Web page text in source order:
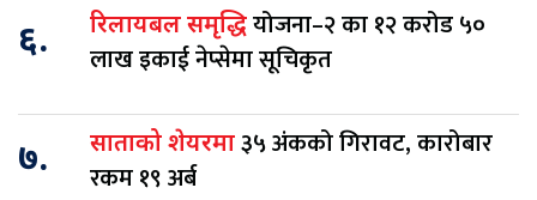
६. रिलायबल समृद्धियोजना–२ का १२ करोड ५०
लाख इकाई नेप्सेमा सूचिकृत
७. साताको शेयरमा३५ अंकको गिरावट, कारोबार
रकम १९ अर्ब